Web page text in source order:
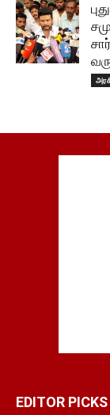
EDITOR PICKS